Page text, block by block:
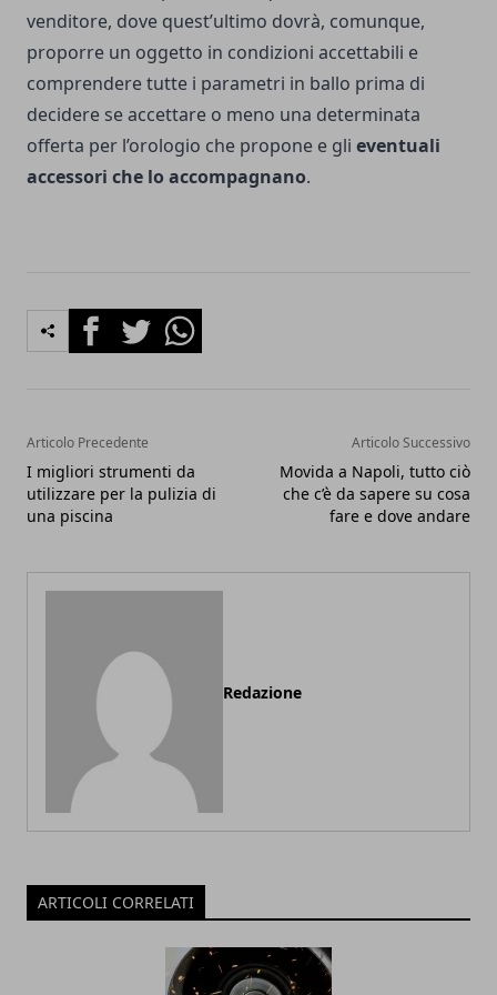
venditore, dove quest’ultimo dovrà, comunque,
proporre un oggetto in condizioni accettabili e
comprendere tutte i parametri in ballo prima di
decidere se accettare o meno una determinata
offerta per l’orologio che propone e gli eventuali
accessori che lo accompagnano.
FacebookTwitterWhatsapp
Articolo Precedente
I migliori strumenti da
utilizzare per la pulizia di
una piscina
Articolo Successivo
Movida a Napoli, tutto ciò
che c’è da sapere su cosa
fare e dove andare
Redazione
ARTICOLI CORRELATI